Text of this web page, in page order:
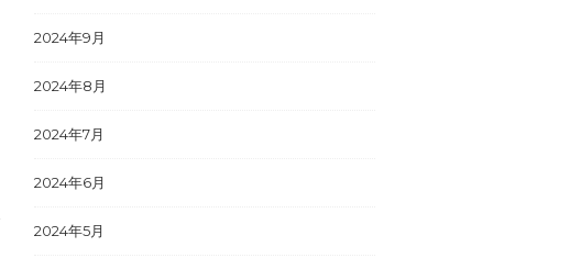
2024年9月
2024年8月
2024年7月
2024年6月
2024年5月